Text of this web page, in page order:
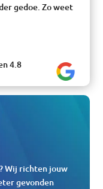
gedoe. Zo weet
4.8
Wij richten jouw
gevonden